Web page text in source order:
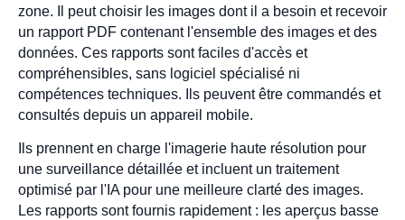
zone. Il peut choisir les images dont il a besoin et recevoir
un rapport PDF contenant l'ensemble des images et des
données. Ces rapports sont faciles d'accès et
compréhensibles, sans logiciel spécialisé ni
compétences techniques. Ils peuvent être commandés et
consultés depuis un appareil mobile.
Ils prennent en charge l'imagerie haute résolution pour
une surveillance détaillée et incluent un traitement
optimisé par l'IA pour une meilleure clarté des images.
Les rapports sont fournis rapidement : les aperçus basse